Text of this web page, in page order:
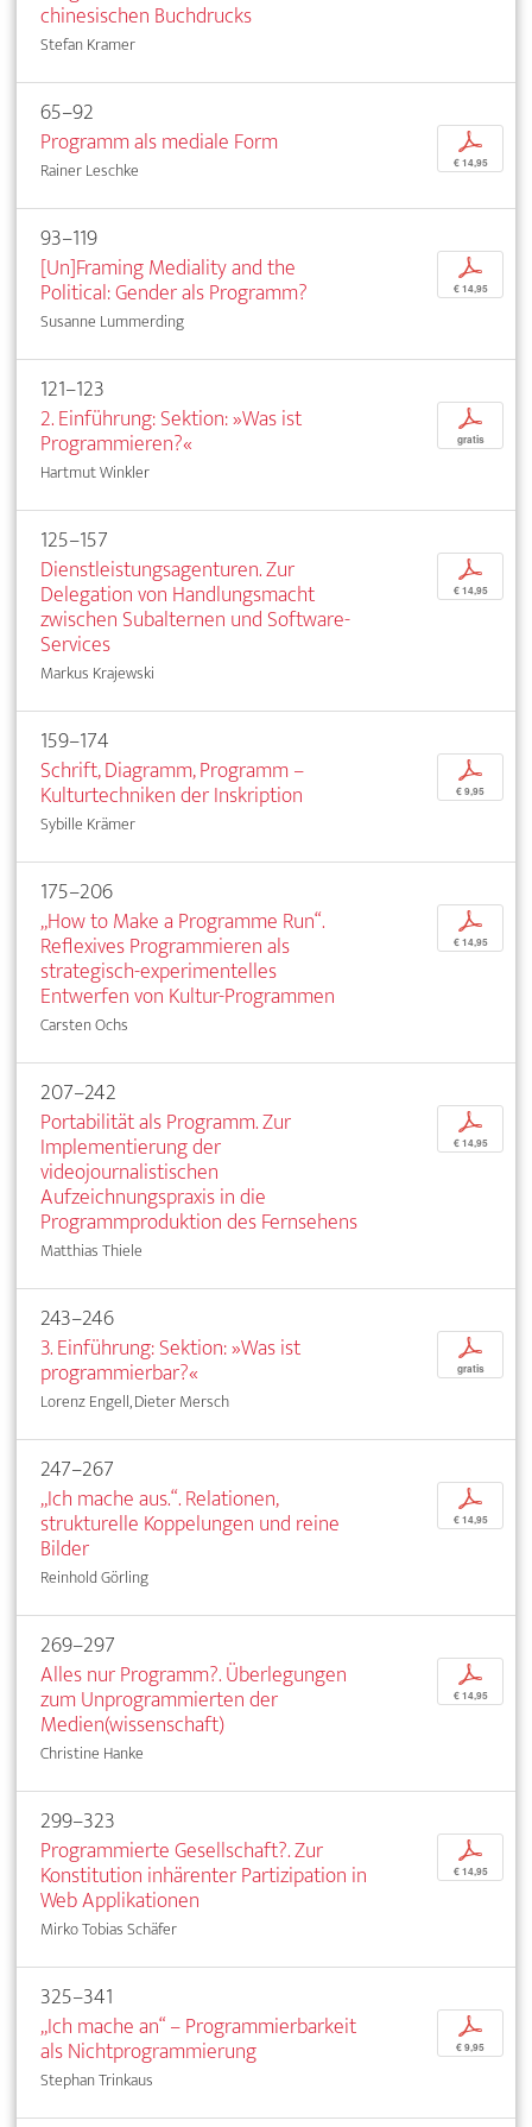
chinesischen Buchdrucks
Stefan Kramer
65–92
Programm als mediale Form
Rainer Leschke
p
€ 14,95
93–119
[Un]Framing Mediality and the
Political: Gender als Programm?
Susanne Lummerding
p
€ 14,95
121–123
2. Einführung: Sektion: »Was ist
Programmieren?«
Hartmut Winkler
p
gratis
125–157
Dienstleistungsagenturen. Zur
Delegation von Handlungsmacht
zwischen Subalternen und Software-
Services
Markus Krajewski
p
€ 14,95
159–174
Schrift, Diagramm, Programm –
Kulturtechniken der Inskription
Sybille Krämer
p
€ 9,95
175–206
„How to Make a Programme Run“.
Reflexives Programmieren als
strategisch-experimentelles
Entwerfen von Kultur-Programmen
Carsten Ochs
p
€ 14,95
207–242
Portabilität als Programm. Zur
Implementierung der
videojournalistischen
Aufzeichnungspraxis in die
Programmproduktion des Fernsehens
Matthias Thiele
p
€ 14,95
243–246
3. Einführung: Sektion: »Was ist
programmierbar?«
Lorenz Engell, Dieter Mersch
p
gratis
247–267
„Ich mache aus.“. Relationen,
strukturelle Koppelungen und reine
Bilder
Reinhold Görling
p
€ 14,95
269–297
Alles nur Programm?. Überlegungen
zum Unprogrammierten der
Medien(wissenschaft)
Christine Hanke
p
€ 14,95
299–323
Programmierte Gesellschaft?. Zur
Konstitution inhärenter Partizipation in
Web Applikationen
Mirko Tobias Schäfer
p
€ 14,95
325–341
„Ich mache an“ – Programmierbarkeit
als Nichtprogrammierung
Stephan Trinkaus
p
€ 9,95